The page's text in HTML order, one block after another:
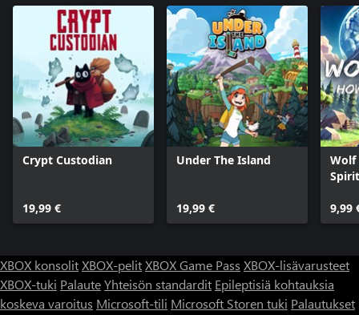
Crypt Custodian
19,99 €
Under The Island
19,99 €
Wolf
9,99
XBOX konsolitXBOX-pelitXBOX Game Pass XBOX-lisävarusteet
XBOX-tuki PalauteYhteisön standardit Epileptisiä kohtauksia
koskeva varoitus Microsoft-tili Microsoft Storen tuki Palautukset